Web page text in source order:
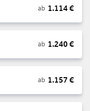
ab 1.114€
ab 1.240€
ab 1.157 €